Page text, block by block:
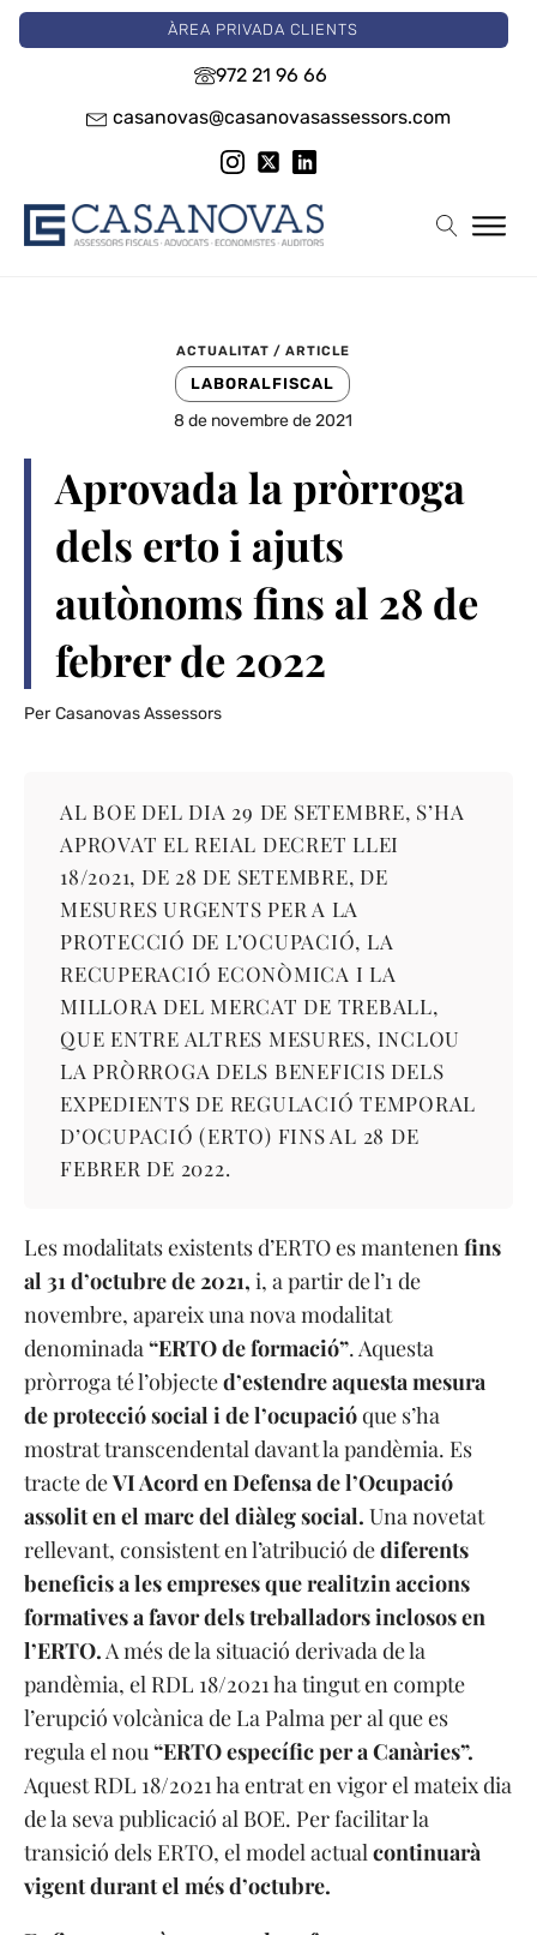
ÀREA PRIVADA CLIENTS
972 21 96 66
casanovas@casanovasassessors.com
ACTUALITAT / ARTICLE
LABORALFISCAL
8 de novembre de 2021
Aprovada la pròrroga
dels erto i ajuts
autònoms fins al 28 de
febrer de 2022
Per Casanovas Assessors
AL BOE DEL DIA 29 DE SETEMBRE, S’HA
APROVAT EL REIAL DECRET LLEI
18/2021, DE 28 DE SETEMBRE, DE
MESURES URGENTS PER A LA
PROTECCIÓ DE L’OCUPACIÓ, LA
RECUPERACIÓ ECONÒMICA I LA
MILLORA DEL MERCAT DE TREBALL,
QUE ENTRE ALTRES MESURES, INCLOU
LA PRÒRROGA DELS BENEFICIS DELS
EXPEDIENTS DE REGULACIÓ TEMPORAL
D’OCUPACIÓ (ERTO) FINS AL 28 DE
FEBRER DE 2022.
Les modalitats existents d’ERTO es mantenenfins
al 31 d’octubre de 2021, i, a partir de l’1 de
novembre, apareix una nova modalitat
denominada“ERTO de formació”. Aquesta
pròrroga té l’objected’estendre aquesta mesura
de protecció social i de l’ocupacióque s’ha
mostrat transcendental davant la pandèmia. Es
tracte deVI Acord en Defensa de l’Ocupació
assolit en el marc del diàleg social. Una novetat
rellevant, consistent en l’atribució dediferents
beneficis a les empreses que realitzin accions
formatives a favor dels treballadors inclosos en
l’ERTO.A més de la situació derivada de la
pandèmia, el RDL 18/2021 ha tingut en compte
l’erupció volcànica de La Palma per al que es
regula el nou“ERTO específic per a Canàries”.
Aquest RDL 18/2021 ha entrat en vigor el mateix dia
de la seva publicació al BOE. Per facilitar la
transició dels ERTO, el model actualcontinuarà
vigent durant el més d’octubre.